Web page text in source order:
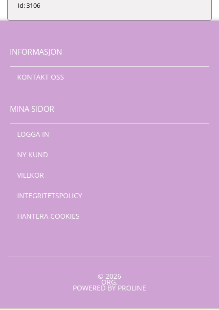
Id: 3106
INFORMASJON
KONTAKT OSS
MINA SIDOR
LOGGA IN
NY KUND
VILLKOR
INTEGRITETSPOLICY
HANTERA COOKIES
© 2026
ORG.
POWERED BY PROLINE